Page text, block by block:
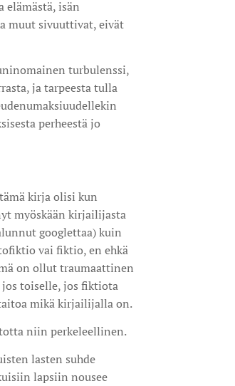
elämästä, isän
muut sivuuttivat, eivät
turbulenssi,
ja tarpeesta tulla
perheestä jo
kirja olisi kun
myöskään kirjailijasta
googlettaa) kuin
vai fiktio, en ehkä
on ollut traumaattinen
toiselle, jos fiktiota
mikä kirjailijalla on.
niin perkeleellinen.
lasten suhde
lapsiin nousee